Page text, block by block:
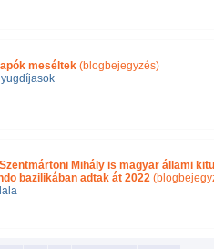
meséltek (blogbejegyzés)
Mihály is magyar állami
bazilikában adtak át 2022